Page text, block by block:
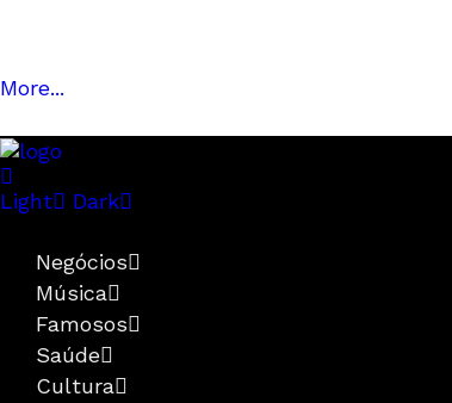
More...
Light Dark
Negócios
Música
Famosos
Saúde
Cultura